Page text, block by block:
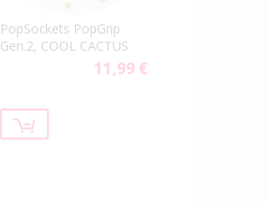
PopSockets PopGrip
Gen.2, COOL CACTUS
11,99 €